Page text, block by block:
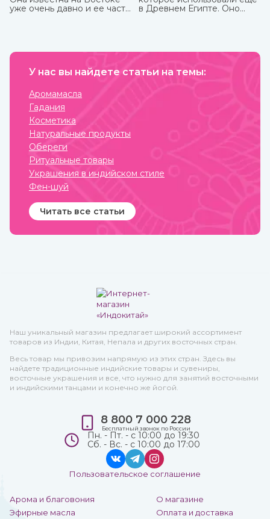
уже очень давно и ее часто
в Древнем Египте. Оно
долго, до 9 лет, может
ценных качеств.
У нас вы найдете статьи на темы:
Аромамасла
Гадания
Косметика
Натуральные продукты
Обереги
Ритуальные товары
Украшения в индийском стиле
Фен-шуй
Читать все статьи
Наш уникальный магазин предлагает широкий ассортимент
товаров из Индии, Китая, Непала и других восточных стран.
Весь товар мы привозим напрямую из этих стран. Здесь вы
найдете традиционные индийские товары и сувениры,
восточные украшения и все, что нужно для занятий восточными
и индийскими танцами и конечно же йогой.
Арома и благовония
Эфирные масла
О магазине
Оплата и доставка
8 800 7 000 228
Бесплатный звонок по России
Пн. - Пт. - с 10:00 до 19:30
Сб. - Вс. - с 10:00 до 17:00
Пользовательское соглашение